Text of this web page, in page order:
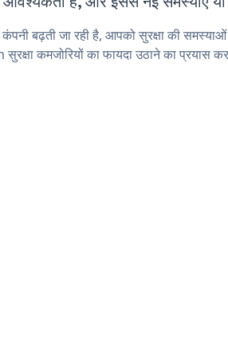
बढ़ती जा रही है, आपको सुरक्षा की
कमजोरियों का फायदा उठाने का प्रयास